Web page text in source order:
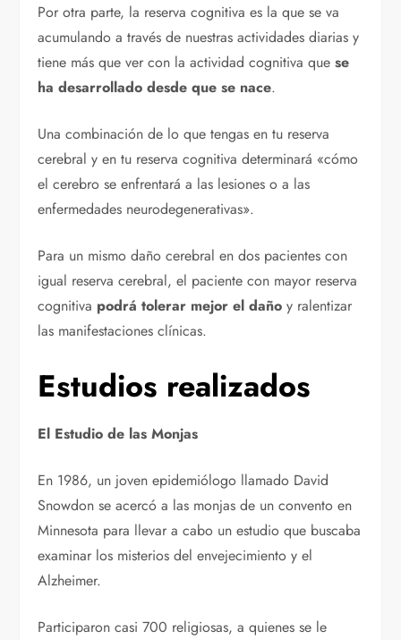
Por otra parte, la reserva cognitiva es la que se va
acumulando a través de nuestras actividades diarias y
tiene más que ver con la actividad cognitiva quese
ha desarrollado desde que se nace.
Una combinación de lo que tengas en tu reserva
cerebral y en tu reserva cognitiva determinará «cómo
el cerebro se enfrentará a las lesiones o a las
enfermedades neurodegenerativas».
Para un mismo daño cerebral en dos pacientes con
igual reserva cerebral, el paciente con mayor reserva
cognitiva podrá tolerar mejor el daño y ralentizar
las manifestaciones clínicas.
Estudios realizados
El Estudio de las Monjas
En 1986, un joven epidemiólogo llamado David
Snowdon se acercó a las monjas de un convento en
Minnesota para llevar a cabo un estudio que buscaba
examinar los misterios del envejecimiento y el
Alzheimer.
Participaron casi 700 religiosas, a quienes se le